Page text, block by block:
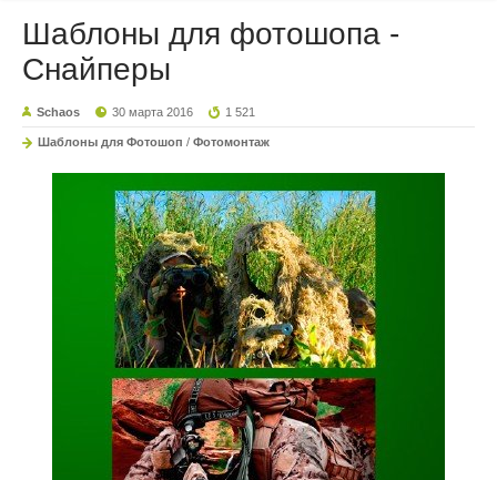
Шаблоны для фотошопа -
Снайперы
Schaos 30 марта 2016 1 521
Шаблоны для Фотошоп / Фотомонтаж